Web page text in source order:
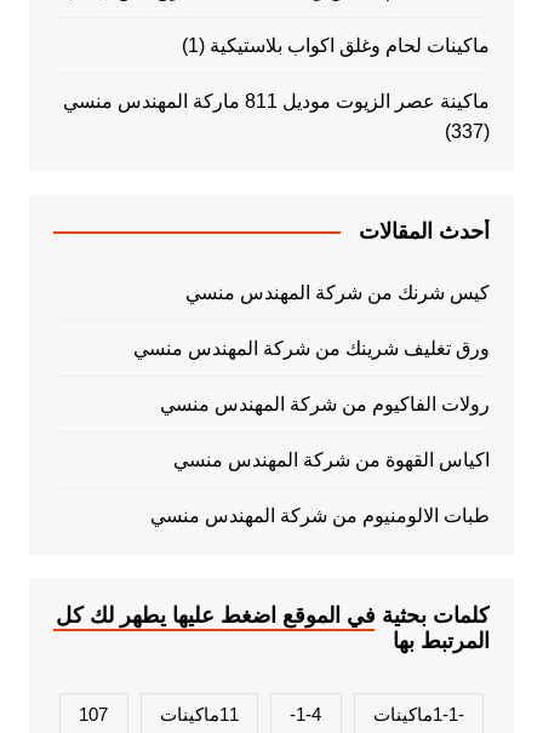
ماكينات لحام وغلق اكواب بلاستيكية (1)
ماكينة عصر الزيوت موديل 811 ماركة المهندس منسي
(337)
أحدث المقالات
كيس شرنك من شركة المهندس منسي
ورق تغليف شرينك من شركة المهندس منسي
رولات الفاكيوم من شركة المهندس منسي
اكياس القهوة من شركة المهندس منسي
طبات الالومنيوم من شركة المهندس منسي
كلمات بحثية في الموقع اضغط عليها يطهر لك كل
المرتبط بها
-1-1ماكينات 1-4- 11ماكينات 107